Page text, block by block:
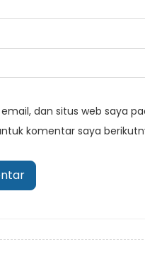
dan situs web saya
komentar saya